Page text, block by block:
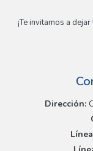
¡Te invitamos a
Dirección: